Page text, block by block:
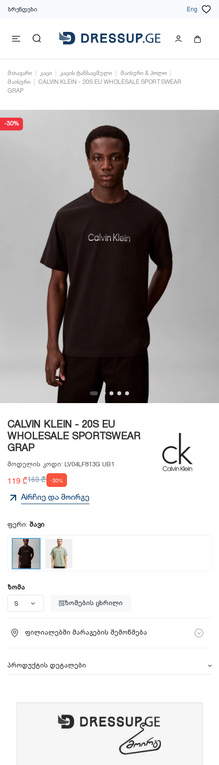
ბრენდები Eng
მთავარი კაცი კაცის ტანსაცმელი
მაისური & პოლო
მაისური
CALVIN KLEIN - 20S EU WHOLESALE SPORTSWEAR
GRAP
-30%
CALVIN KLEIN - 20S EU
WHOLESALE SPORTSWEAR
GRAP
მოდელის კოდი: LV04LF813G UB1
119 ₾169 ₾ -30%
Aiრჩიე და მოირგე
ფერი: შავი
ზომა
ზომების ცხრილი
ფილიალებში მარაგების შემოწმება
პროდუქტის დეტალები